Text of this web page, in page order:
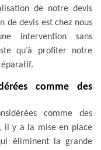
de notre devis
de devis est chez nous
intervention sans
qu’à profiter notre
comme des
comme des
il y a la mise en place
éliminent la grande